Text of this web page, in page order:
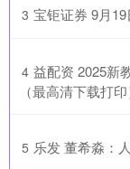
3 宝钜证券 9月
4 益配资 2025新
（最高清下载打印
5 乐发 董希淼：